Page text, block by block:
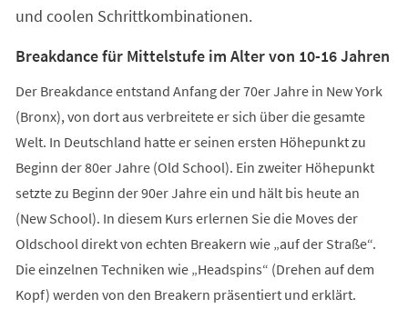
und coolen Schrittkombinationen.
Breakdance für Mittelstufe im Alter von 10-16 Jahren
Der Breakdance entstand Anfang der 70er Jahre in New York
(Bronx), von dort aus verbreitete er sich über die gesamte
Welt. In Deutschland hatte er seinen ersten Höhepunkt zu
Beginn der 80er Jahre (Old School). Ein zweiter Höhepunkt
setzte zu Beginn der 90er Jahre ein und hält bis heute an
(New School). In diesem Kurs erlernen Sie die Moves der
Oldschool direkt von echten Breakern wie „auf der Straße“.
Die einzelnen Techniken wie „Headspins“ (Drehen auf dem
Kopf) werden von den Breakern präsentiert und erklärt.